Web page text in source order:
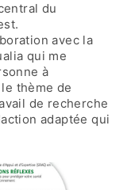
du
avec la
qui me
à
thème de
de recherche
adaptée qui